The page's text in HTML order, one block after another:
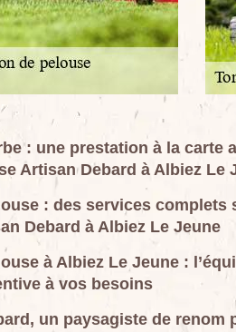
: une prestation à la
Artisan Debard à Albiez Le
: des services complets
Debard à Albiez Le Jeune
à Albiez Le Jeune :
à vos besoins
un paysagiste de